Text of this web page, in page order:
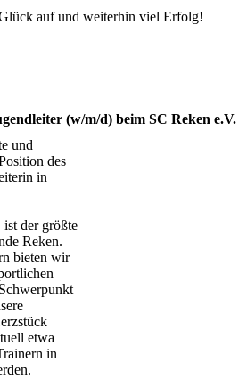
auf und weiterhin viel Erfolg!
(w/m/d) beim SC Reken e.V.
und
des
in
der größte
Reken.
bieten wir
etwa
in